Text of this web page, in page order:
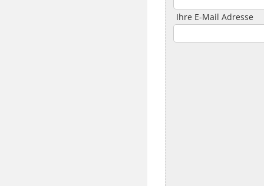
Ihre E-Mail Adresse